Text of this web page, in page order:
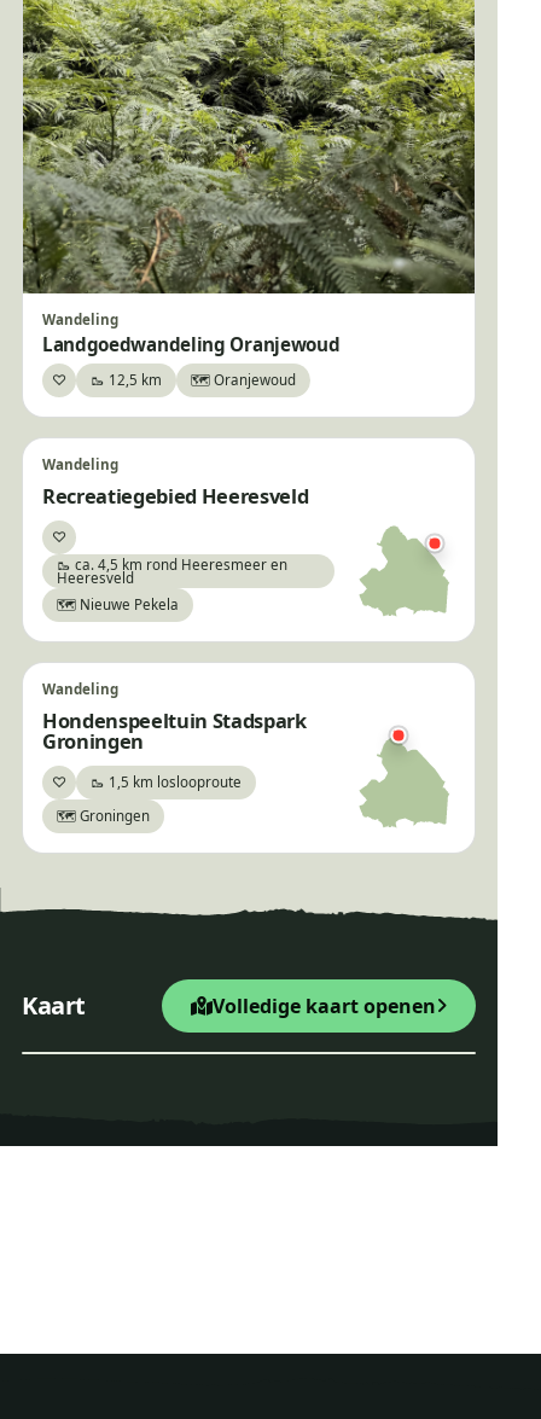
Wandeling
Landgoedwandeling Oranjewoud
♡Bewaar🥾 12,5 km 🗺️ Oranjewoud
Wandeling
Recreatiegebied Heeresveld
♡Bewaar
🥾 ca. 4,5 km rond Heeresmeer en
Heeresveld
🗺️ Nieuwe Pekela
Wandeling
Hondenspeeltuin Stadspark
Groningen
♡Bewaar🥾 1,5 km loslooproute
🗺️ Groningen
Kaart Volledige kaart openen
Startpunt Wandelroute
−